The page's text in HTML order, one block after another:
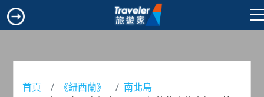
首頁 《紐西蘭》
南北島